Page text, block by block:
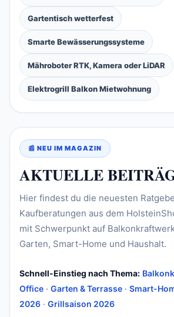
Gartentisch wetterfest
Smarte Bewässerungssysteme
Mähroboter RTK, Kamera oder LiDAR
Elektrogrill Balkon Mietwohnung
📰 NEU IM MAGAZIN
AKTUELLE
Hier findest du die neuesten
Kaufberatungen aus dem
mit Schwerpunkt auf
Garten, Smart-Home und Haushalt.
Schnell-Einstieg nach Thema:
Office · Garten & Terrasse · Smart-
2026 · Grillsaison 2026